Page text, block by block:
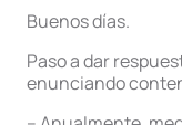
Buenos días.
Paso a dar
enunciando